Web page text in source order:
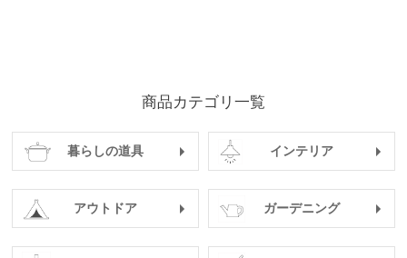
商品カテゴリ一覧
暮らしの道具 インテリア
アウトドア ガーデニング